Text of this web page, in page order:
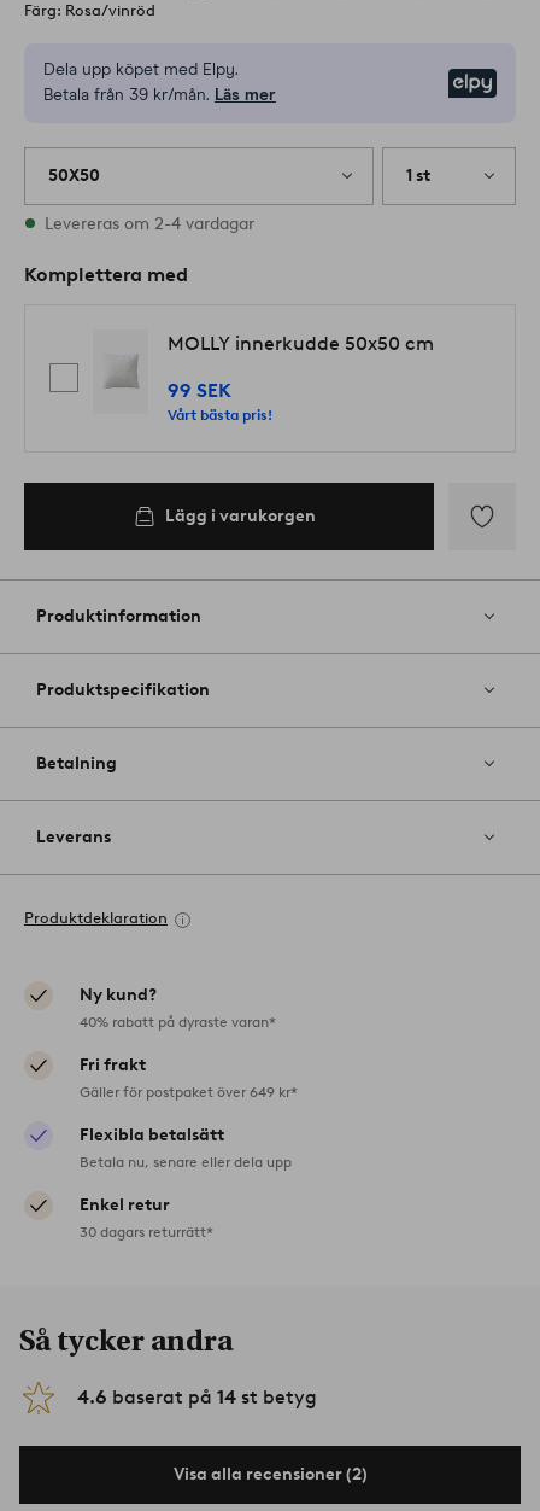
Färg: Rosa/vinröd
Dela upp köpet med Elpy.
Betala från 39 kr/mån. Läs mer
50X50 1 st
I lager
Levereras om 2-4 vardagar
Komplettera med
MOLLY innerkudde 50x50 cm
99 SEK
Vårt bästa pris!
Lägg i varukorgen
till
favoriter
Produktinformation
Produktspecifikation
Betalning
Leverans
Produktdeklaration
Ny kund?
40% rabatt på dyraste varan*
Fri frakt
Gäller för postpaket över 649 kr*
Flexibla betalsätt
Betala nu, senare eller dela upp
Enkel retur
30 dagars returrätt*
Så tycker andra
4.6 baserat på 14 st betyg
Visa alla recensioner (2)